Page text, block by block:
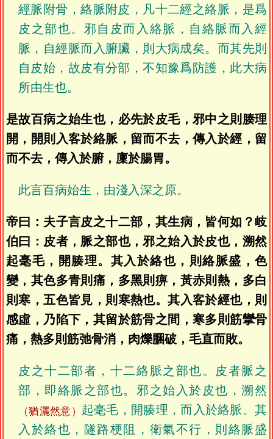
經脈附骨，絡脈附皮，凡十二經之絡脈，是爲
皮之部也。邪自皮而入絡脈，自絡脈而入經
脈，自經脈而入腑臟，則大病成矣。而其先則
自皮始，故皮有分部，不知豫爲防護，此大病
所由生也。
是故百病之始生也，必先於皮毛，邪中之則腠理
開，開則入客於絡脈，留而不去，傳入於經，留
而不去，傳入於腑，廩於腸胃。
此言百病始生，由淺入深之原。
帝曰：夫子言皮之十二部，其生病，皆何如？岐
伯曰：皮者，脈之部也，邪之始入於皮也，溯然
起毫毛，開腠理。其入於絡也，則絡脈盛，色
變，其色多青則痛，多黑則痹，黃赤則熱，多白
則寒，五色皆見，則寒熱也。其入客於經也，則
感虛，乃陷下，其留於筋骨之間，寒多則筋攣骨
痛，熱多則筋弛骨消，肉爍䐃破，毛直而敗。
皮之十二部者，十二絡脈之部也。皮者脈之
部，即絡脈之部也。邪之始入於皮也，溯然
（猶灑然意） 起毫毛，開腠理，而入於絡脈。其
入於絡也，隧路梗阻，衛氣不行，則絡脈盛